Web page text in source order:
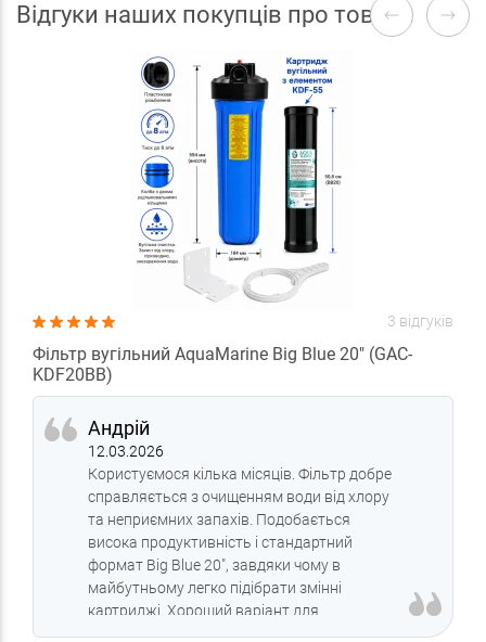
Відгуки наших покупців про товари
3 відгуків
Фільтр вугільний AquaMarine Big Blue 20" (GAC-
KDF20BB)
Андрій
12.03.2026
Користуємося кілька місяців. Фільтр добре
справляється з очищенням води від хлору
та неприємних запахів. Подобається
висока продуктивність і стандартний
формат Big Blue 20", завдяки чому в
майбутньому легко підібрати змінні
картриджі. Хороший варіант для